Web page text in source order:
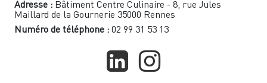
Adresse : Bâtiment Centre Culinaire - 8, rue Jules
Maillard de la Gournerie 35000 Rennes
Numéro de téléphone : 02 99 31 53 13